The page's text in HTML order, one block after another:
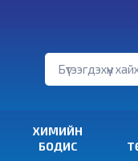
ХИМИЙН
БОДИС